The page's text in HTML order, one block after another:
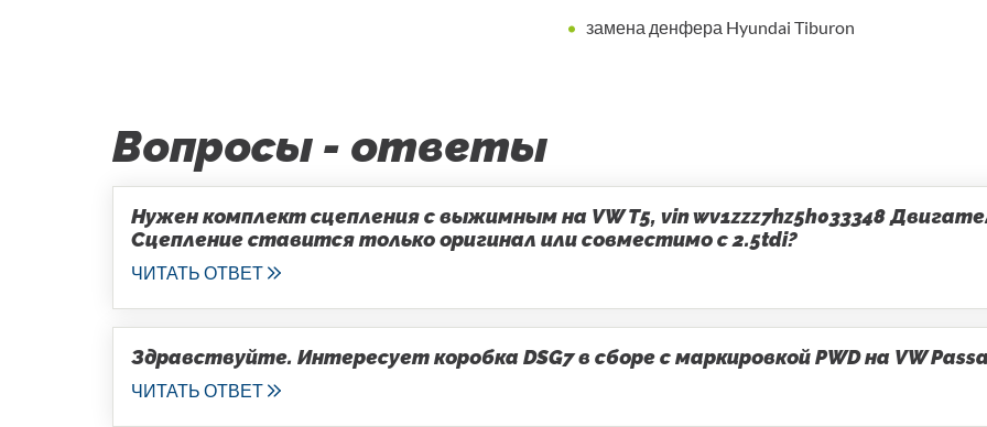
замена денфера Hyundai Tiburon
Вопросы - ответы
Нужен комплект сцепления с выжимным на VW T5, vin wv1zzz7hz5h033348
Сцепление ставится только оригинал или совместимо с 2.5tdi?
ЧИТАТЬ ОТВЕТ
Здравствуйте. Интересует коробка DSG7 в сборе с маркировкой PWD на VW
ЧИТАТЬ ОТВЕТ